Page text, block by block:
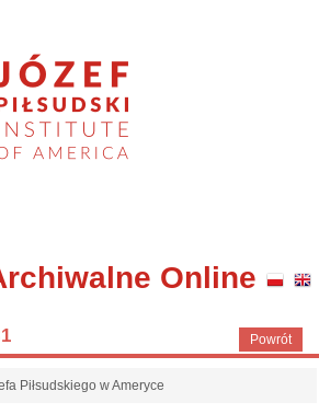
Online
Powrót
Piłsudskiego w Ameryce